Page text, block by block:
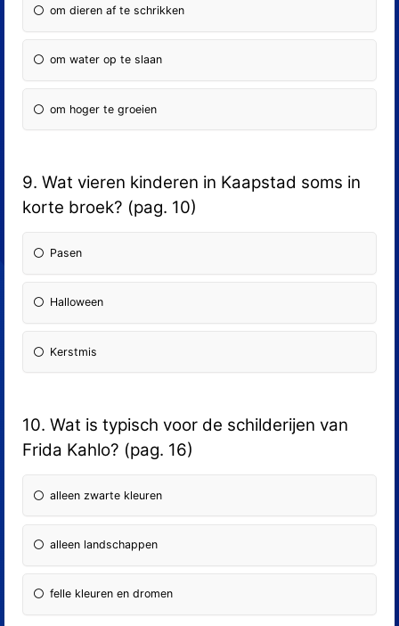
om dieren af te schrikken
om water op te slaan
om hoger te groeien
9. Wat vieren kinderen in Kaapstad soms in
korte broek? (pag. 10)
Pasen
Halloween
Kerstmis
10. Wat is typisch voor de schilderijen van
Frida Kahlo? (pag. 16)
alleen zwarte kleuren
alleen landschappen
felle kleuren en dromen